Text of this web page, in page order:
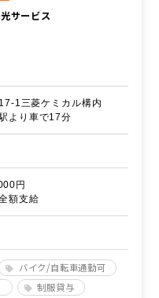
サービス
1三菱ケミカル構内
より車で17分
円
額支給
バイク/自転車通勤可
制服貸与